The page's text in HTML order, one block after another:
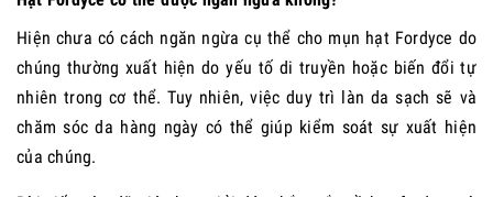
Hiện chưa có cách ngăn ngừa cụ thể cho mụn hạt Fordyce do
chúng thường xuất hiện do yếu tố di truyền hoặc biến đổi tự
nhiên trong cơ thể. Tuy nhiên, việc duy trì làn da sạch sẽ và
chăm sóc da hàng ngày có thể giúp kiểm soát sự xuất hiện
của chúng.